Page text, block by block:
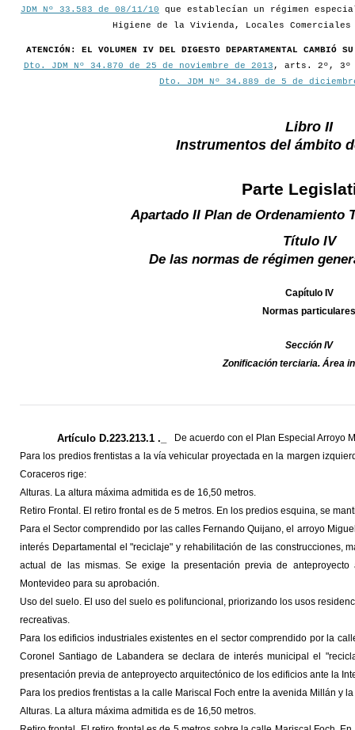
JDM Nº 33.583 de 08/11/10 que establecían un régimen
Higiene de la Vivienda, Locales
ATENCIÓN: EL VOLUMEN IV DEL DIGESTO DEPARTAMENTAL CAMBIÓ
Dto. JDM Nº 34.870 de 25 de noviembre de 2013 , arts. 2º, 3º
Dto. JDM Nº 34.889 de 5 de
Libro II
Instrumentos del ámbito
Parte
Apartado II Plan de Ordenamiento
Título IV
De las normas de régimen
Capítulo IV
Normas particulares
Sección IV
Zonificación terciaria. Área
Artículo D.223.213.1 ._
De acuerdo con el Plan Especial Arroyo
Para los predios frentistas a la vía vehicular proyectada en la margen
Coraceros rige:
Alturas. La altura máxima admitida es de 16,50 metros.
Retiro Frontal. El retiro frontal es de 5 metros. En los predios esquina, se
Para el Sector comprendido por las calles Fernando Quijano, el arroyo
interés Departamental el "reciclaje" y rehabilitación de las construcciones,
actual de las mismas. Se exige la presentación previa de
Montevideo para su aprobación.
Uso del suelo. El uso del suelo es polifuncional, priorizando los usos
recreativas.
Para los edificios industriales existentes en el sector comprendido por la
Coronel Santiago de Labandera se declara de interés municipal el
presentación previa de anteproyecto arquitectónico de los edificios ante la
Para los predios frentistas a la calle Mariscal Foch entre la avenida Millán y
Alturas. La altura máxima admitida es de 16,50 metros.